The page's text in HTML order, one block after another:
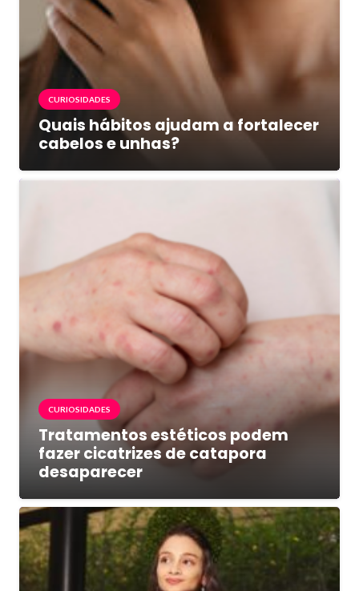
CURIOSIDADES
Quais hábitos ajudam a fortalecer
cabelos e unhas?
CURIOSIDADES
Tratamentos estéticos podem
fazer cicatrizes de catapora
desaparecer